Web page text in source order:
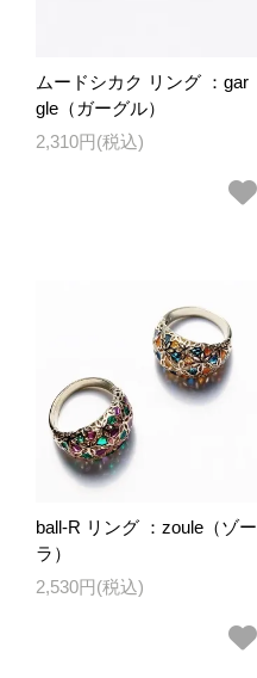
ムードシカク リング ：gar
gle（ガーグル）
2,310円(税込)
ball-R リング ：zoule（ゾー
ラ）
2,530円(税込)